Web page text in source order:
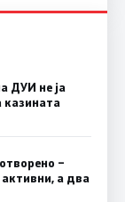
ДУИ не ја
казината
–
активни, а два